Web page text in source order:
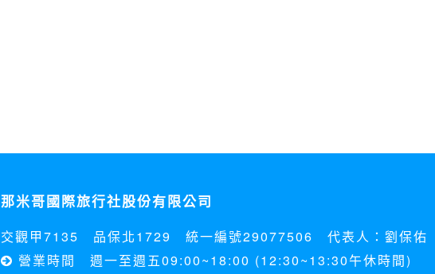
那米哥國際旅行社股份有限公司
交觀甲7135 品保北1729 統一編號29077506 代表人：劉保佑
營業時間 週一至週五09:00~18:00 (12:30~13:30午休時間)